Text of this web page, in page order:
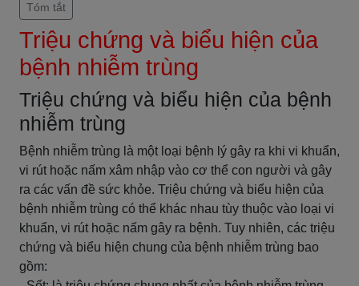
Tóm tắt
Triệu chứng và biểu hiện của
bệnh nhiễm trùng
Triệu chứng và biểu hiện của bệnh
nhiễm trùng
Bệnh nhiễm trùng là một loại bệnh lý gây ra khi vi khuẩn,
vi rút hoặc nấm xâm nhập vào cơ thể con người và gây
ra các vấn đề sức khỏe. Triệu chứng và biểu hiện của
bệnh nhiễm trùng có thể khác nhau tùy thuộc vào loại vi
khuẩn, vi rút hoặc nấm gây ra bệnh. Tuy nhiên, các triệu
chứng và biểu hiện chung của bệnh nhiễm trùng bao
gồm: